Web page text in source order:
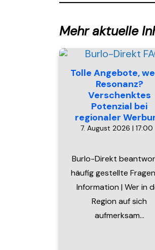
Mehr aktuelle
Tolle Angebote,
Resonanz?
Verschenktes
Potenzial bei
regionaler
7. August 2026 | 17:00
Burlo-Direkt
häufig gestellte
Information | Wer in
Region auf sich
aufmerksam…